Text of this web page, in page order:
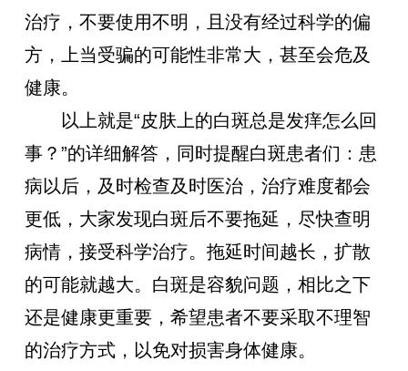
治疗，不要使用不明，且没有经过科学的偏
方，上当受骗的可能性非常大，甚至会危及
健康。
以上就是“皮肤上的白斑总是发痒怎么回
事？”的详细解答，同时提醒白斑患者们：患
病以后，及时检查及时医治，治疗难度都会
更低，大家发现白斑后不要拖延，尽快查明
病情，接受科学治疗。拖延时间越长，扩散
的可能就越大。白斑是容貌问题，相比之下
还是健康更重要，希望患者不要采取不理智
的治疗方式，以免对损害身体健康。